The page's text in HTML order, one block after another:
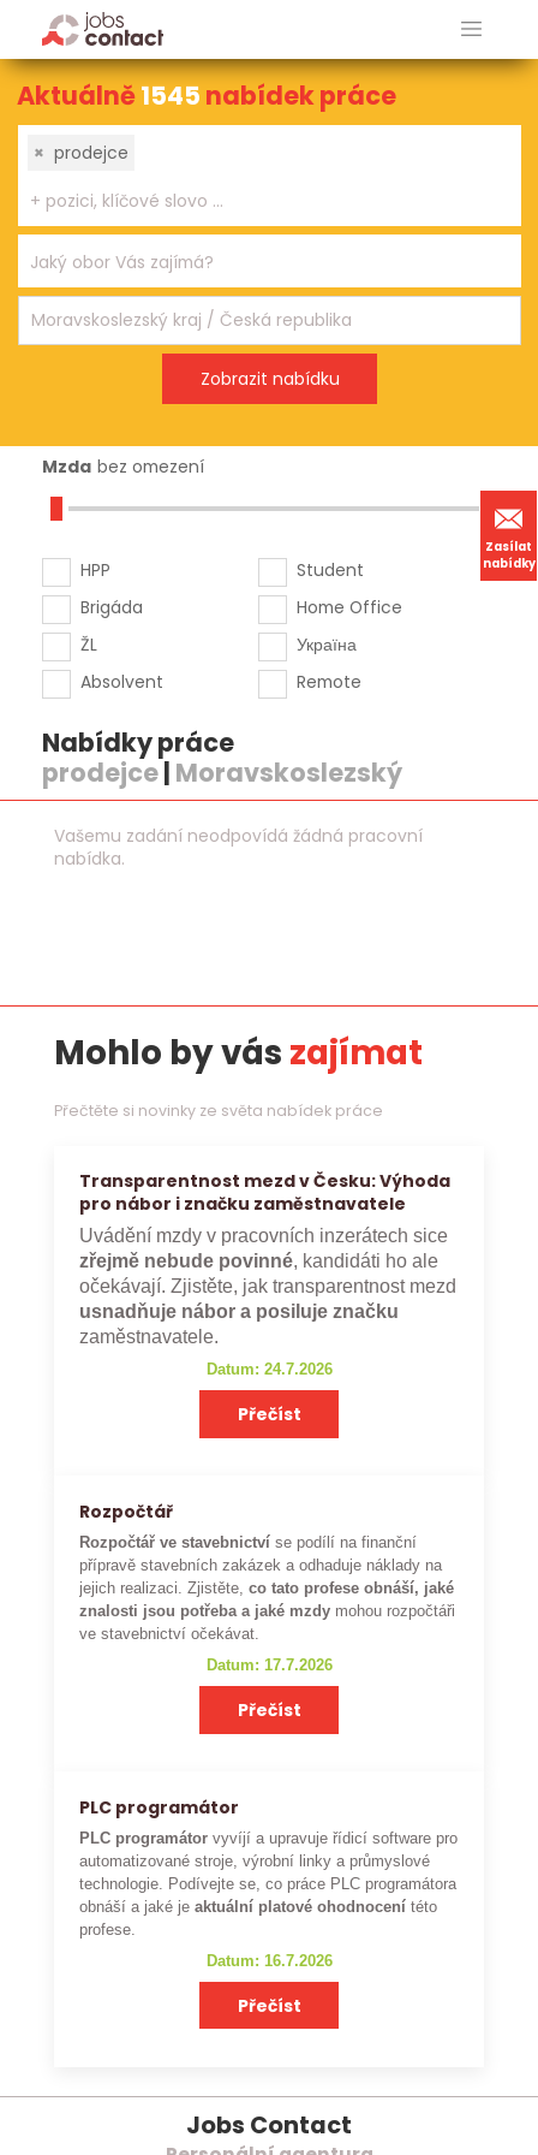
Zasílat
nabídky
Aktuálně1545 nabídek práce
× prodejce
Mzda bez omezení
HPP
Brigáda
ŽL
Absolvent
Student
Home Office
Україна
Remote
Nabídky práce
prodejce| Moravskoslezský
Vašemu zadání neodpovídá žádná pracovní
nabídka.
Mohlo by vás zajímat
Přečtěte si novinky ze světa nabídek práce
Transparentnost mezd v Česku: Výhoda
pro nábor i značku zaměstnavatele
Uvádění mzdy v pracovních inzerátech sice
zřejmě nebude povinné, kandidáti ho ale
očekávají. Zjistěte, jak transparentnost mezd
usnadňuje nábor a posiluje značku
zaměstnavatele.
Datum: 24.7.2026
Přečíst
Rozpočtář
Rozpočtář ve stavebnictví se podílí na finanční
přípravě stavebních zakázek a odhaduje náklady na
jejich realizaci. Zjistěte,co tato profese obnáší, jaké
znalosti jsou potřeba a jaké mzdy mohou rozpočtáři
ve stavebnictví očekávat.
Datum: 17.7.2026
Přečíst
PLC programátor
PLC programátor vyvíjí a upravuje řídicí software pro
automatizované stroje, výrobní linky a průmyslové
technologie. Podívejte se, co práce PLC programátora
obnáší a jaké je aktuální platové ohodnocení této
profese.
Datum: 16.7.2026
Přečíst
Jobs Contact